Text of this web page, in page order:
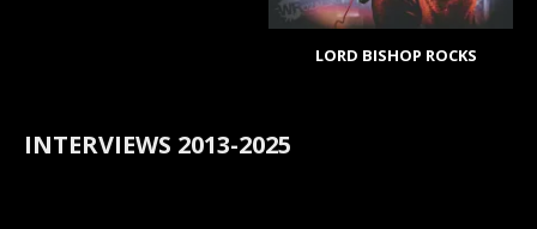
LORD BISHOP ROCKS
INTERVIEWS 2013-2025